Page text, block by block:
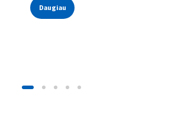
Daugiau